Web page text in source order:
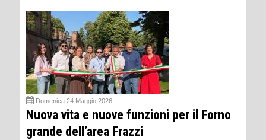
Domenica 24 Maggio 2026
Nuova vita e nuove funzioni per il Forno
grande dell’area Frazzi